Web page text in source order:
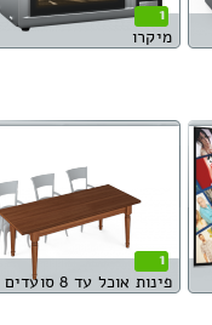
1
מיקרו
1
פינות אוכל עד 8 סועדים